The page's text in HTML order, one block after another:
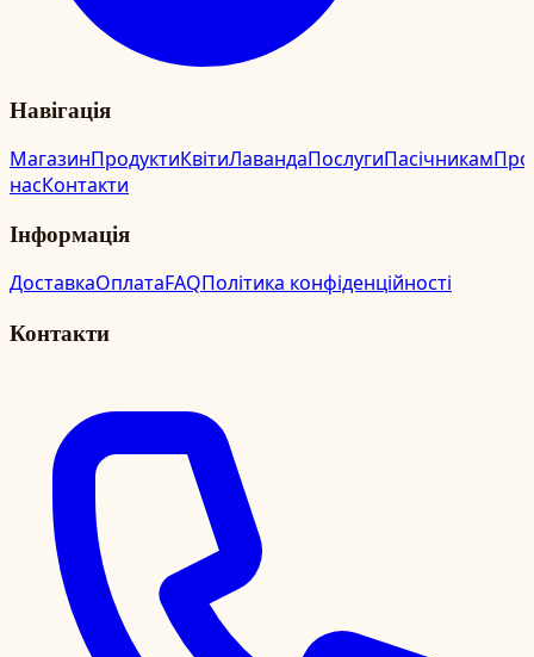
Навігація
МагазинПродуктиКвітиЛавандаПослугиПасічникамПро
насКонтакти
Інформація
ДоставкаОплатаFAQПолітика конфіденційності
Контакти